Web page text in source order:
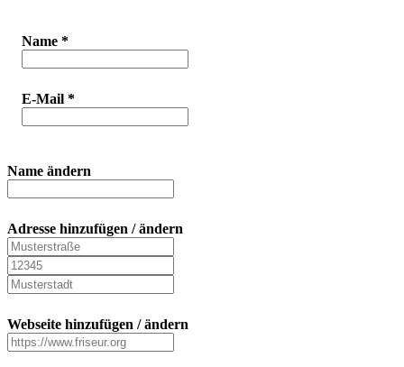
Name *
E-Mail *
Name ändern
Adresse hinzufügen / ändern
Webseite hinzufügen / ändern